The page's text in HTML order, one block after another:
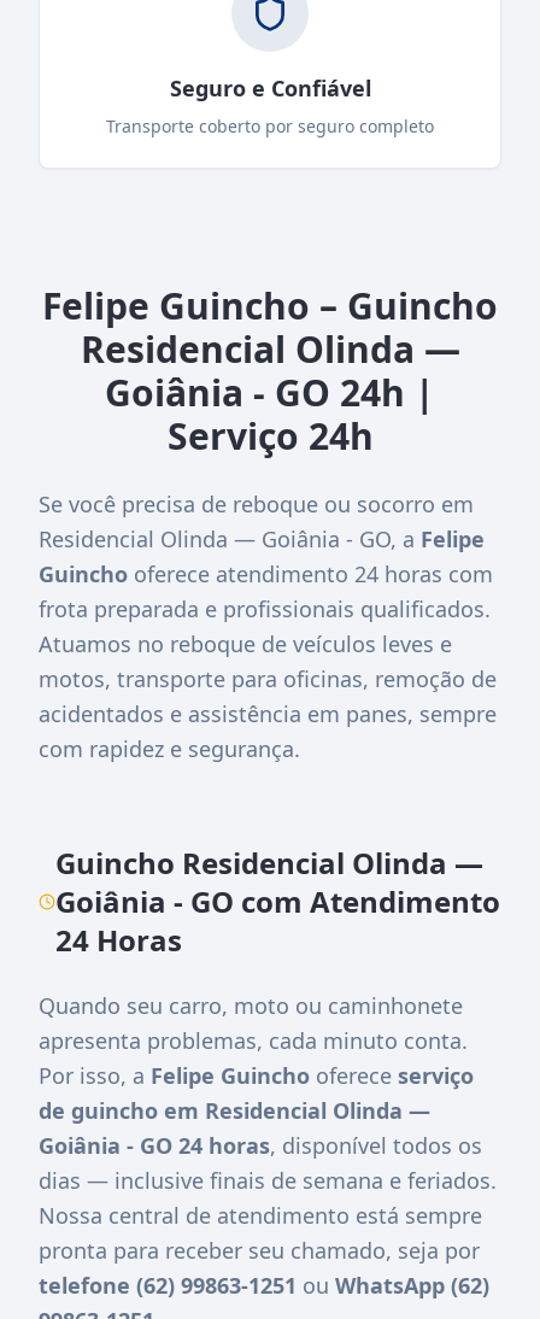
Seguro e Confiável
Transporte coberto por seguro completo
Felipe Guincho – Guincho
Residencial Olinda —
Goiânia - GO 24h |
Serviço 24h
Se você precisa de reboque ou socorro em
Residencial Olinda — Goiânia - GO, a Felipe
Guincho oferece atendimento 24 horas com
frota preparada e profissionais qualificados.
Atuamos no reboque de veículos leves e
motos, transporte para oficinas, remoção de
acidentados e assistência em panes, sempre
com rapidez e segurança.
Guincho Residencial Olinda —
Goiânia - GO com Atendimento
24 Horas
Quando seu carro, moto ou caminhonete
apresenta problemas, cada minuto conta.
Por isso, a Felipe Guincho oferece serviço
de guincho em Residencial Olinda —
Goiânia - GO 24 horas, disponível todos os
dias — inclusive finais de semana e feriados.
Nossa central de atendimento está sempre
pronta para receber seu chamado, seja por
telefone (62) 99863-1251 ou WhatsApp (62)